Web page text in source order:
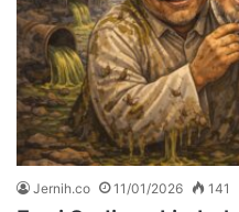
Jernih.co 11/01/2026 141